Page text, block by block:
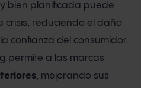
bien planificada puede
crisis, reduciendo el daño
confianza del consumidor.
permite a las marcas
, mejorando sus